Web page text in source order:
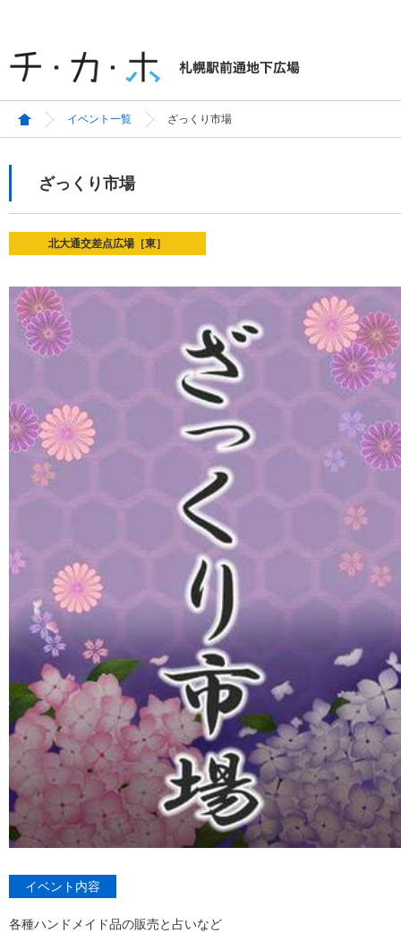
イベント一覧 ざっくり市場
ざっくり市場
北大通交差点広場［東］
イベント内容
各種ハンドメイド品の販売と占いなど